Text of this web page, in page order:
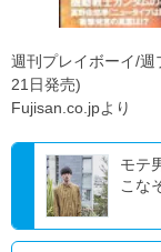
週刊プレイボーイ/
21日発売)
Fujisan.co.jpより
モテ
こな